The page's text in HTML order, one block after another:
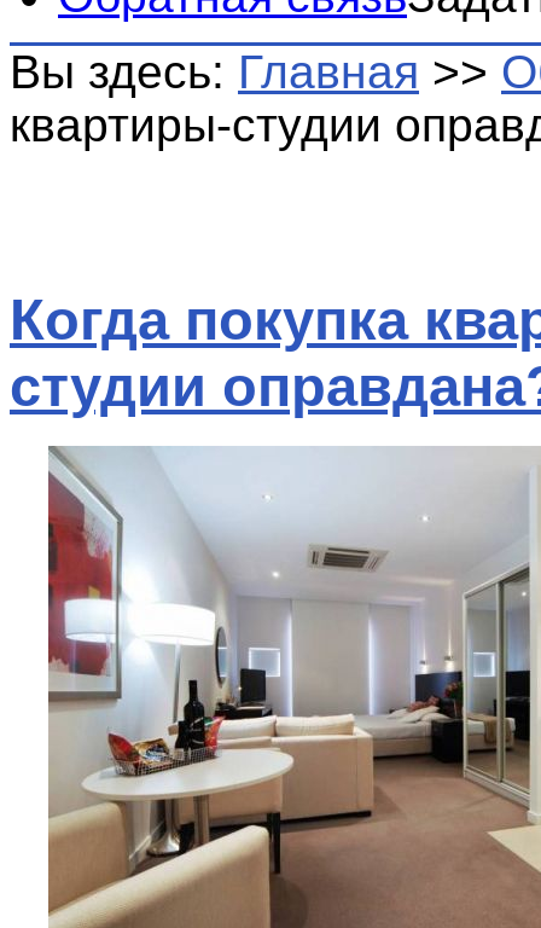
Вы здесь: Главная >>
квартиры-студии
Когда покупка
студии